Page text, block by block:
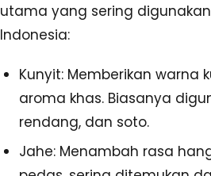
utama yang sering
Indonesia:
Kunyit: Memberikan warna
aroma khas. Biasanya
rendang, dan soto.
Jahe: Menambah rasa